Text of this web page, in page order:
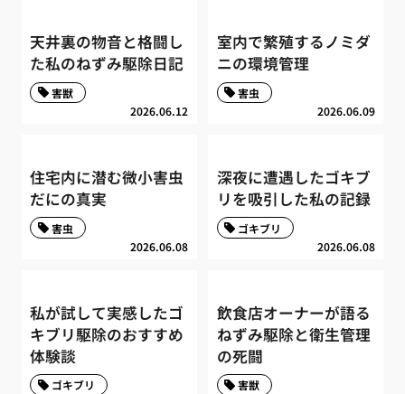
天井裏の物音と格闘し
た私のねずみ駆除日記
2026.06.12
害獣
室内で繁殖するノミダ
ニの環境管理
2026.06.09
害虫
住宅内に潜む微小害虫
だにの真実
2026.06.08
害虫
深夜に遭遇したゴキブ
リを吸引した私の記録
2026.06.08
ゴキブリ
私が試して実感したゴ
キブリ駆除のおすすめ
体験談
ゴキブリ
飲食店オーナーが語る
ねずみ駆除と衛生管理
の死闘
害獣